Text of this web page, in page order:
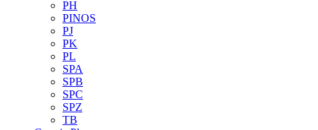
PH
PINOS
PJ
PK
PL
SPA
SPB
SPC
SPZ
TB